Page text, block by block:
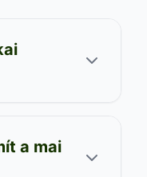
a mai